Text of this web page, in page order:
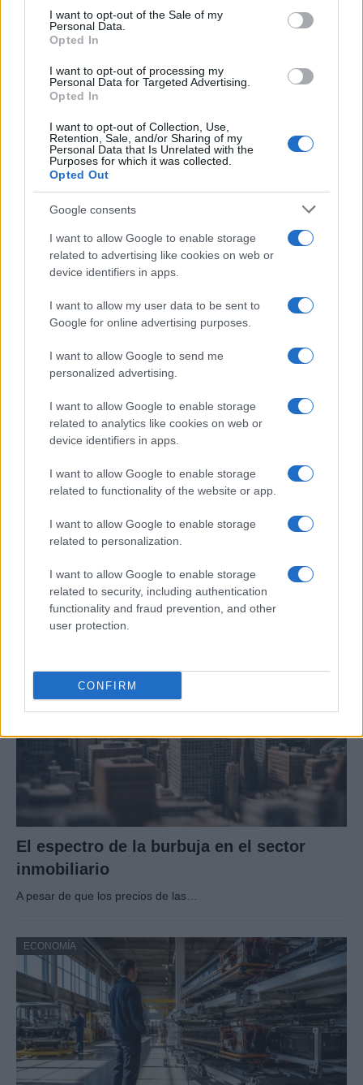
consent section.
I want to opt-out of the Sale of my
Personal Data.
Opted In
I want to opt-out of processing my
Personal Data for Targeted Advertising.
Opted In
I want to opt-out of Collection, Use,
Retention, Sale, and/or Sharing of my
Personal Data that Is Unrelated with the
Purposes for which it was collected.
Opted Out
Google consents
I want to allow Google to enable storage
related to advertising like cookies on web or
device identifiers in apps.
I want to allow my user data to be sent to
Google for online advertising purposes.
I want to allow Google to send me
personalized advertising.
I want to allow Google to enable storage
related to analytics like cookies on web or
device identifiers in apps.
I want to allow Google to enable storage
related to functionality of the website or app.
I want to allow Google to enable storage
related to personalization.
I want to allow Google to enable storage
related to security, including authentication
functionality and fraud prevention, and other
user protection.
CONFIRM
Barreras no arancelarias: normas
técnicas, subsidios y compras públicas
El proteccionismo no siempre se manifiesta a través…
ECONOMÍA
Factores estructurales que frenan la
productividad en Europa
Explora las diferencias en salarios y PIB por…
El espectro de la burbuja en el sector
inmobiliario
A pesar de que los precios de las…
ECONOMÍA